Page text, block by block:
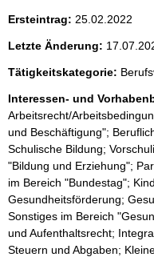
e
p
r
o
S
e
i
t
e
Ersteintrag: 25.02.2022
Letzte Änderung:
Tätigkeitskategorie:
Interessen- und
Arbeitsrecht/
und Beschäftigung";
Schulische Bildung;
"Bildung und Erziehung";
im Bereich "Bundestag";
Gesundheitsförderung;
Sonstiges im Bereich
und Aufenthaltsrecht;
Steuern und Abgaben;